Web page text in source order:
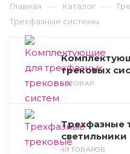
Главная — Каталог —
Трехфазные системы
трековых
71 ТОВАР
Трехфазные
светильники
49 ТОВАРОВ